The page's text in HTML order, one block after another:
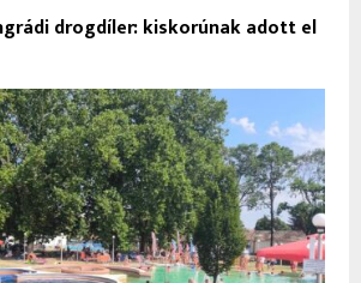
drogdíler: kiskorúnak adott el